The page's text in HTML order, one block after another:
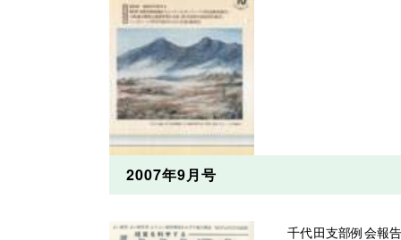
2007年9月号
千代田支部例会報告